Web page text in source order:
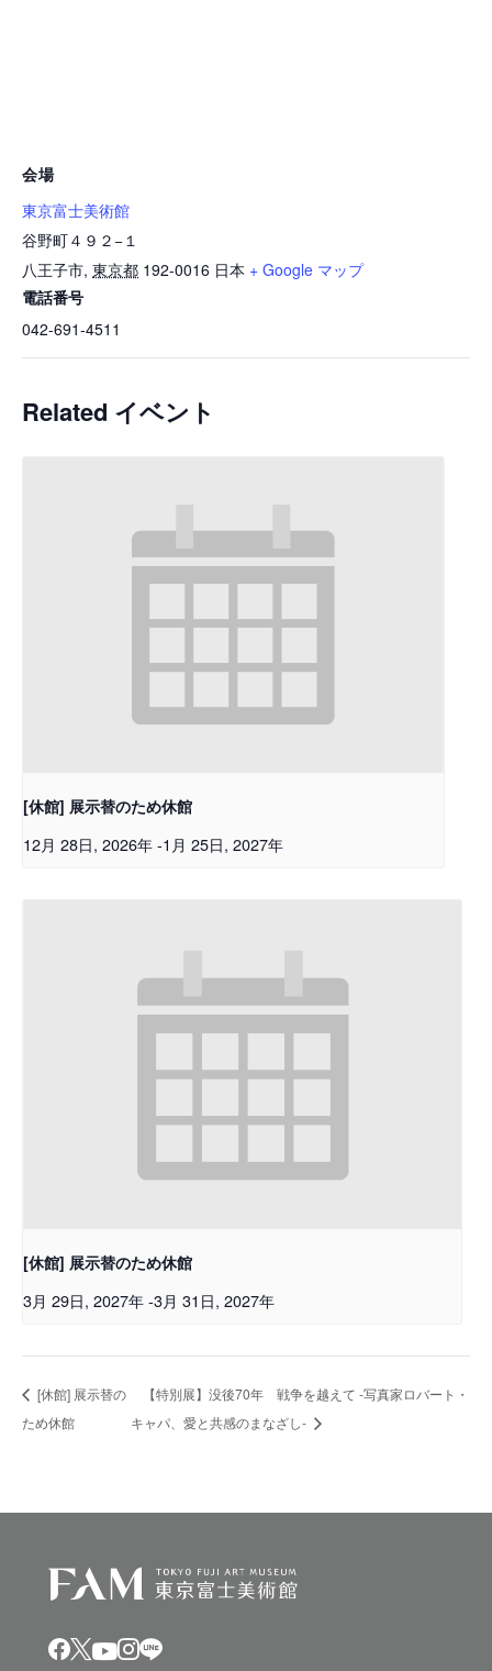
会場
東京富士美術館
谷野町４９２−１
八王子市, 東京都 192-0016 日本 + Google マップ
電話番号
042-691-4511
Related イベント
[休館] 展示替のため休館
12月 28日, 2026年-1月 25日, 2027年
[休館] 展示替のため休館
3月 29日, 2027年-3月 31日, 2027年
[休館] 展示替の
ため休館
【特別展】没後70年 戦争を越えて -写真家ロバート・
キャパ、愛と共感のまなざし-